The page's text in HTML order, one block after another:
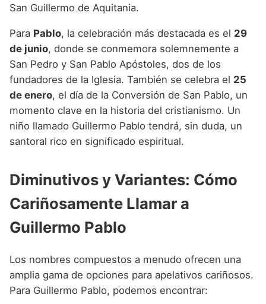
San Guillermo de Aquitania.
Para Pablo, la celebración más destacada es el 29
de junio, donde se conmemora solemnemente a
San Pedro y San Pablo Apóstoles, dos de los
fundadores de la Iglesia. También se celebra el 25
de enero, el día de la Conversión de San Pablo, un
momento clave en la historia del cristianismo. Un
niño llamado Guillermo Pablo tendrá, sin duda, un
santoral rico en significado espiritual.
Diminutivos y Variantes: Cómo
Cariñosamente Llamar a
Guillermo Pablo
Los nombres compuestos a menudo ofrecen una
amplia gama de opciones para apelativos cariñosos.
Para Guillermo Pablo, podemos encontrar: